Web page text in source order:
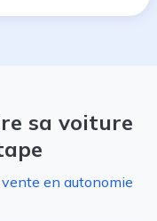
sa voiture
en autonomie